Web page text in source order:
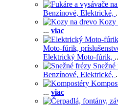
Benzínové, Elektrické,
Kozy
... viac
Moto-fúrik,
Elektrický Moto-fúrik,
Benzínové, Elektrické,
... viac